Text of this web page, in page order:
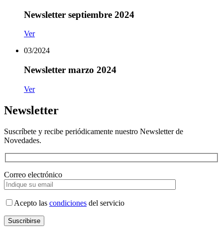
Newsletter septiembre 2024
Ver
03/2024
Newsletter marzo 2024
Ver
Newsletter
Suscríbete y recibe periódicamente nuestro Newsletter de
Novedades.
Correo electrónico
Acepto las condiciones del servicio